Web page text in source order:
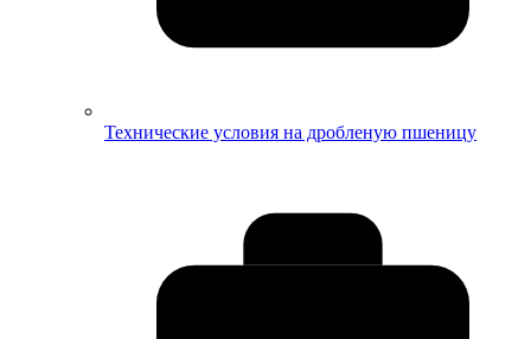
Технические условия на дробленую пшеницу